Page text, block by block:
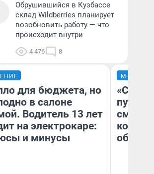
Обрушившийся в Кузбассе
склад Wildberries планирует
возобновить работу — что
происходит внутри
4 476 8
для бюджета, но
в салоне
Водитель 13 лет
на электрокаре:
и минусы
МНЕНИЕ